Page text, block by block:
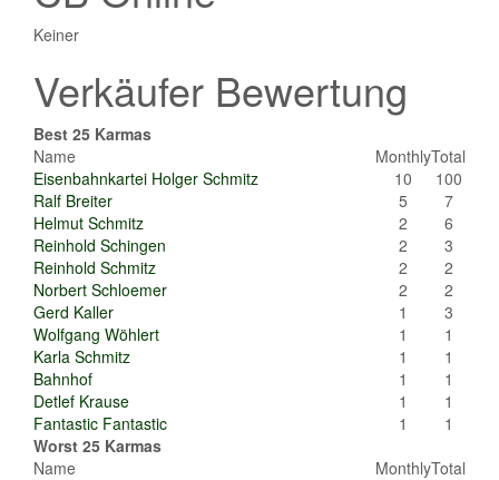
Keiner
Verkäufer Bewertung
Best 25 Karmas
Name
MonthlyTotal
Eisenbahnkartei Holger Schmitz
10
100
Ralf Breiter
5
7
Helmut Schmitz
2
6
Reinhold Schingen
2
3
Reinhold Schmitz
2
2
Norbert Schloemer
2
2
Gerd Kaller
1
3
Wolfgang Wöhlert
1
1
Karla Schmitz
1
1
Bahnhof
1
1
Detlef Krause
1
1
Fantastic Fantastic
1
1
Worst 25 Karmas
Name
MonthlyTotal